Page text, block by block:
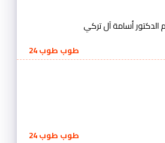
الدكتور أسامة آل تركي
طوب طوب 24
طوب طوب 24